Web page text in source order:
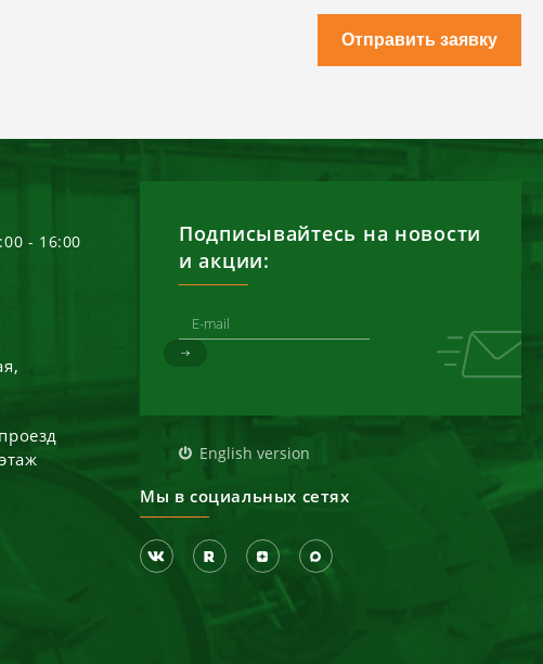
Отправить заявку
- 16:00
Подписывайтесь на новости
и акции:
English version
Мы в социальных сетях